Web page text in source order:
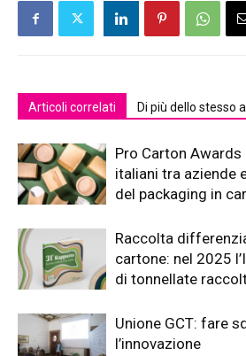
Articoli correlati Di più dello stesso
Pro Carton
italiani tra aziende
del packaging in
Raccolta
cartone: nel 2025
di tonnellate
Unione GCT: fare
l’innovazione